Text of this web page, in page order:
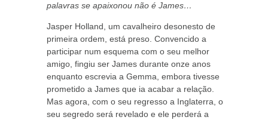
palavras se apaixonou não é James…
Jasper Holland, um cavalheiro desonesto de
primeira ordem, está preso. Convencido a
participar num esquema com o seu melhor
amigo, fingiu ser James durante onze anos
enquanto escrevia a Gemma, embora tivesse
prometido a James que ia acabar a relação.
Mas agora, com o seu regresso a Inglaterra, o
seu segredo será revelado e ele perderá a